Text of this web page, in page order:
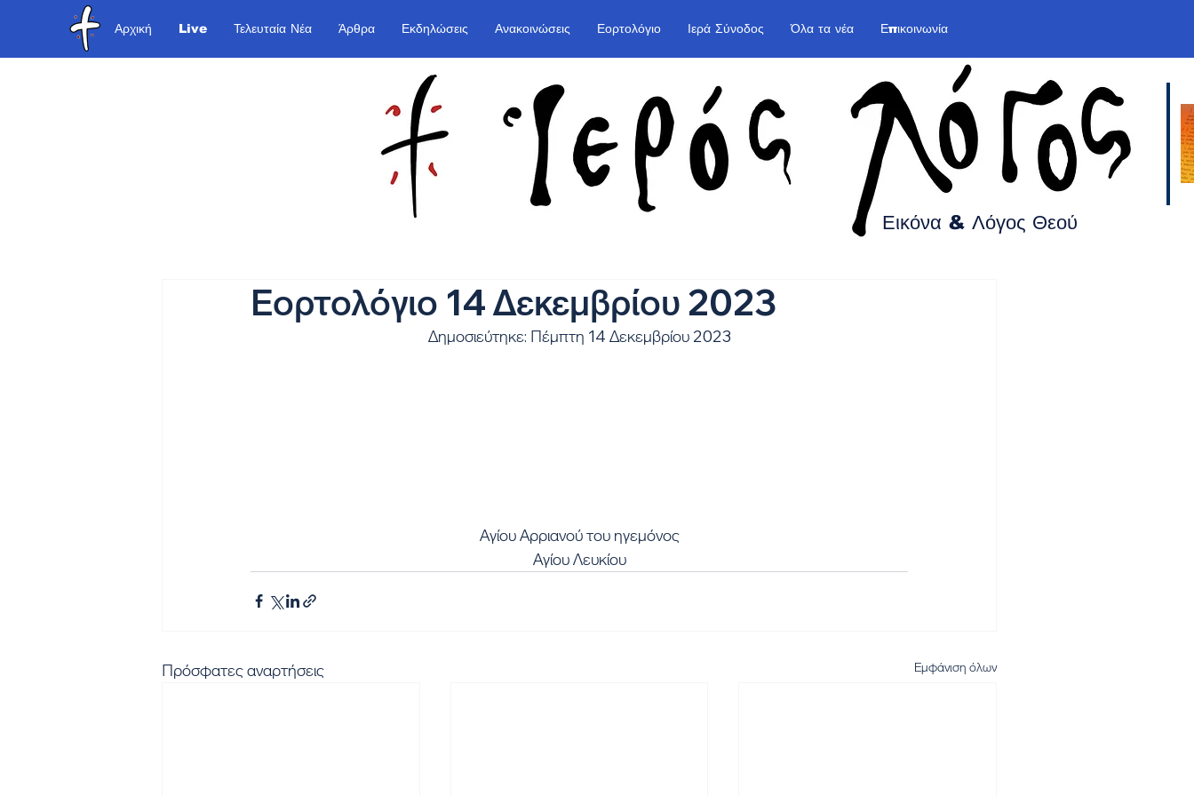
Αρχική Live Τελευταία Νέα Άρθρα Εκδηλώσεις Ανακοινώσεις Εορτολόγιο Ιερά Σύνοδος Όλα τα νέα Επικοινωνία
Εικόνα & Λόγος Θεού
Εορτολόγιο 14 Δεκεμβρίου 2023
Δημοσιεύτηκε: Πέμπτη 14 Δεκεμβρίου 2023
Αγίου Αρριανού του ηγεμόνος
Αγίου Λευκίου
Πρόσφατες αναρτήσεις Εμφάνιση όλων